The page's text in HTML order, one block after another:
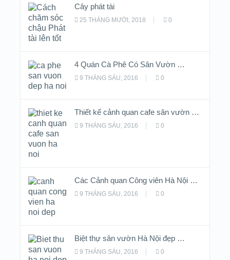
Cây phát tài
25 THÁNG MƯỜI, 2018 0
4 Quán Cà Phê Có Sân Vườn …
9 THÁNG SÁU, 2016 0
Thiết kế cảnh quan cafe sân vườn …
9 THÁNG SÁU, 2016 0
Các Cảnh quan Công viên Hà Nội …
9 THÁNG SÁU, 2016 0
Biệt thự sân vườn Hà Nội đẹp …
9 THÁNG SÁU, 2016 0